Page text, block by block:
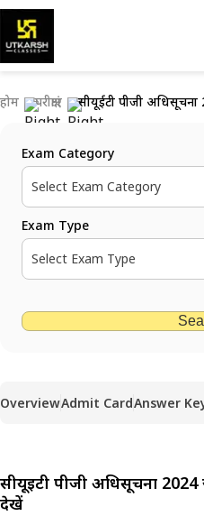
होम परीक्षाएं
Exam Category
Select Exam Category
Exam Type
Select Exam Type
OverviewAdmit CardAnswer
सीयूईटी पीजी अधिसूचना 2024
देखें